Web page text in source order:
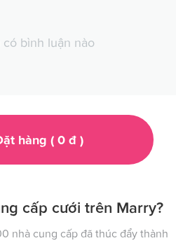
có bình luận nào
hàng ( 0đ )
cấp cưới trên Marry?
nhà cung cấp đã thúc đẩy thành